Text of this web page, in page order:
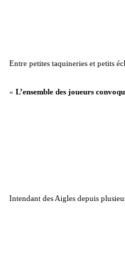
Entre petites taquineries et petits
« L’ensemble des joueurs
Intendant des Aigles depuis